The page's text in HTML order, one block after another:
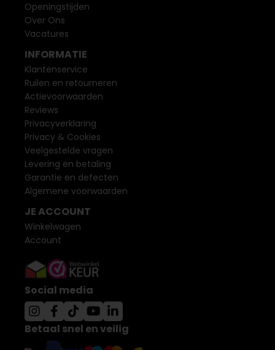
Openingstijden
Over Ons
Vacatures
INFORMATIE
Klantenservice
Ruilen en retourneren
Actievoorwaarden
Reviews
Privacyverklaring
Privacy & Cookies
Veelgestelde vragen
Levering en betaling
Garantie en defecten
Algemene voorwaarden
JE ACCOUNT
Winkelwagen
Account
Social media
Betaal snel en veilig